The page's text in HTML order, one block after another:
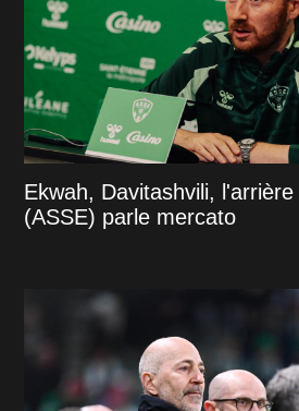
Ekwah, Davitashvili,
(ASSE) parle mercato